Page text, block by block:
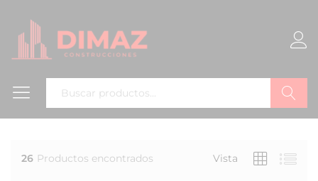
Buscar
26 Productos encontrados Vista